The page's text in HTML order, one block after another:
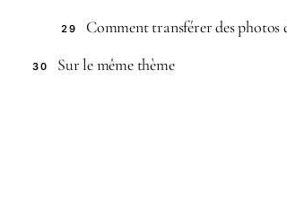
29 Comment transférer des photos
30 Sur le même thème